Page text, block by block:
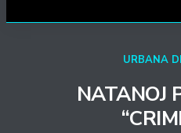
URBANA
NATANOJ